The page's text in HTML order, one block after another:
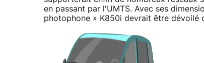
en passant par l'UMTS. Avec ses
photophone » K850i devrait être dévoilé